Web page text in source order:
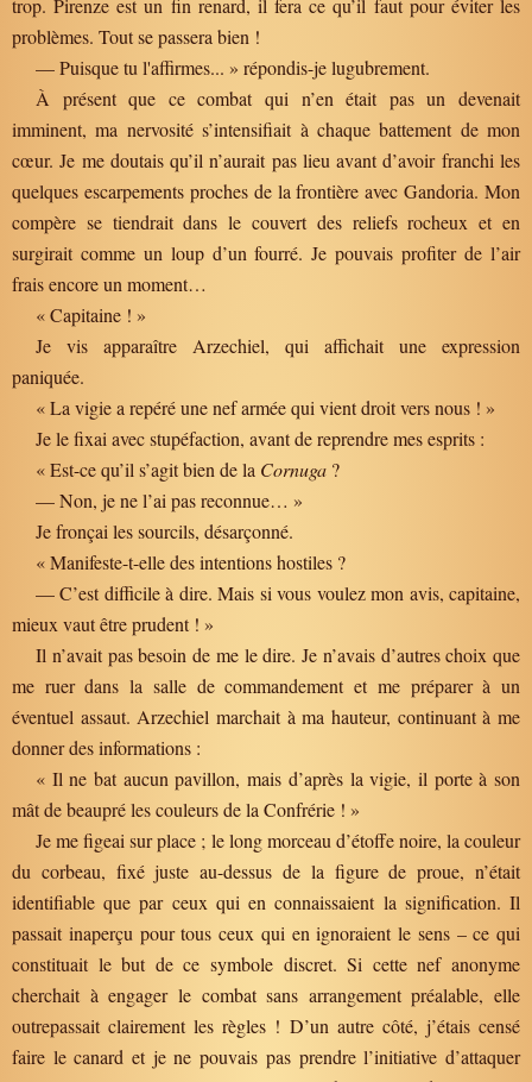
trop. Pirenze est un fin renard, il fera ce qu’il faut pour éviter les
problèmes. Tout se passera bien !
— Puisque tu l'affirmes... » répondis-je lugubrement.
À présent que ce combat qui n’en était pas un devenait
imminent, ma nervosité s’intensifiait à chaque battement de mon
cœur. Je me doutais qu’il n’aurait pas lieu avant d’avoir franchi les
quelques escarpements proches de la frontière avec Gandoria. Mon
compère se tiendrait dans le couvert des reliefs rocheux et en
surgirait comme un loup d’un fourré. Je pouvais profiter de l’air
frais encore un moment…
« Capitaine ! »
Je vis apparaître Arzechiel, qui affichait une expression
paniquée.
« La vigie a repéré une nef armée qui vient droit vers nous ! »
Je le fixai avec stupéfaction, avant de reprendre mes esprits :
« Est-ce qu’il s’agit bien de la Cornuga ?
— Non, je ne l’ai pas reconnue… »
Je fronçai les sourcils, désarçonné.
« Manifeste-t-elle des intentions hostiles ?
— C’est difficile à dire. Mais si vous voulez mon avis, capitaine,
mieux vaut être prudent ! »
Il n’avait pas besoin de me le dire. Je n’avais d’autres choix que
me ruer dans la salle de commandement et me préparer à un
éventuel assaut. Arzechiel marchait à ma hauteur, continuant à me
donner des informations :
« Il ne bat aucun pavillon, mais d’après la vigie, il porte à son
mât de beaupré les couleurs de la Confrérie ! »
Je me figeai sur place ; le long morceau d’étoffe noire, la couleur
du corbeau, fixé juste au-dessus de la figure de proue, n’était
identifiable que par ceux qui en connaissaient la signification. Il
passait inaperçu pour tous ceux qui en ignoraient le sens – ce qui
constituait le but de ce symbole discret. Si cette nef anonyme
cherchait à engager le combat sans arrangement préalable, elle
outrepassait clairement les règles ! D’un autre côté, j’étais censé
faire le canard et je ne pouvais pas prendre l’initiative d’attaquer